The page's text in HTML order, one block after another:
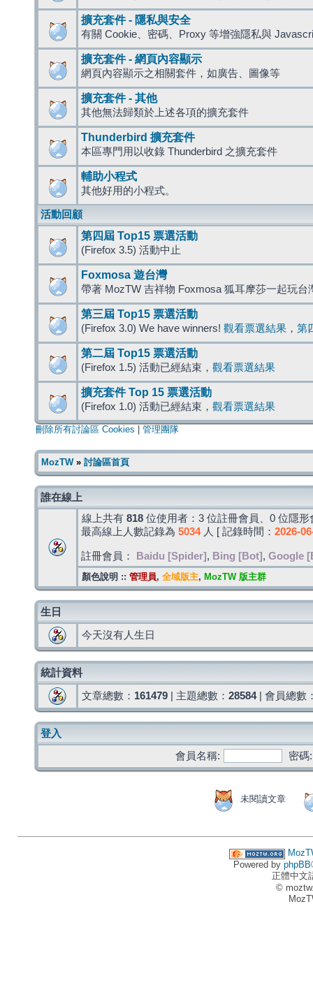
擴充套件 - 隱私與安全
有關 Cookie、密碼、Proxy 等增強隱私與
擴充套件 - 網頁內容顯示
網頁內容顯示之相關套件，如廣告、圖像等
擴充套件 - 其他
其他無法歸類於上述各項的擴充套件
Thunderbird 擴充套件
本區專門用以收錄 Thunderbird 之擴充套件
輔助小程式
其他好用的小程式。
活動回顧
第四屆 Top15 票選活動
(Firefox 3.5) 活動中止
Foxmosa 遊台灣
帶著 MozTW 吉祥物 Foxmosa 狐耳摩莎一起玩台
第三屆 Top15 票選活動
(Firefox 3.0) We have winners! 觀看票選結果 ， 第
第二屆 Top15 票選活動
(Firefox 1.5) 活動已經結束， 觀看票選結果
擴充套件 Top 15 票選活動
(Firefox 1.0) 活動已經結束， 觀看票選結果
刪除所有討論區 Cookies 管理團隊
MozTW» 討論區首頁
誰在線上
線上共有 818 位使用者：3 位註冊會員、0 位隱
最高線上人數記錄為 5034人 [ 記錄時間： 2026-
註冊會員： Baidu [Spider] , Bing [Bot] , Google
顏色說明 :: 管理員, 全域版主, MozTW 版主群
生日
今天沒有人生日
統計資料
文章總數： 161479 | 主題總數： 28584| 會員總數
登入
會員名稱:
密碼:
未閱讀文章
Powered by phpBB
正體中文
©